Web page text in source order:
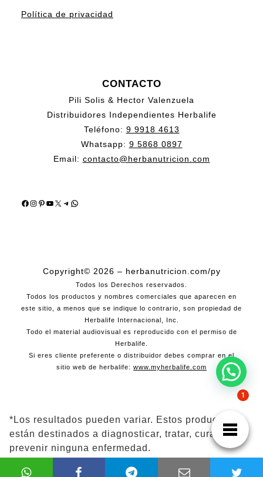
Política de privacidad
CONTACTO
Pili Solis & Hector Valenzuela
Distribuidores Independientes Herbalife
Teléfono: 9 9918 4613
Whatsapp: 9 5868 0897
Email: contacto@herbanutricion.com
Facebook
Instagram
Pinterest
YouTube
X Telegram
WhatsApp
Copyright© 2026 – herbanutricion.com/py
Todos los Derechos reservados.
Todos los productos y nombres comerciales que aparecen en
este sitio, a menos que se indique lo contrario, son propiedad de
Herbalife Internacional, Inc.
Todo el material audiovisual es reproducido con el permiso de
Herbalife.
Si eres cliente preferente o distribuidor debes comprar en el
sitio web de herbalife: www.myherbalife.com
*Los resultados pueden variar. Estos productos no
están destinados a diagnosticar, tratar, curar ni
prevenir ninguna enfermedad.
1